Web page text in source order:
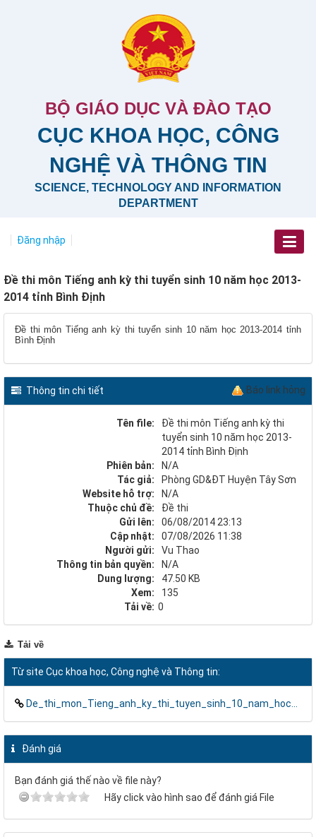
BỘ GIÁO DỤC VÀ ĐÀO TẠO
CỤC KHOA HỌC, CÔNG
NGHỆ VÀ THÔNG TIN
SCIENCE, TECHNOLOGY AND INFORMATION
DEPARTMENT
Đăng nhập
Đề thi môn Tiếng anh kỳ thi tuyển sinh 10 năm học 2013-
2014 tỉnh Bình Định
Đề thi môn Tiếng anh kỳ thi tuyển sinh 10 năm học 2013-2014 tỉnh
Bình Định
Báo link hỏng
Thông tin chi tiết
Tên file:
Đề thi môn Tiếng anh kỳ thi
tuyển sinh 10 năm học 2013-
2014 tỉnh Bình Định
Phiên bản:
N/A
Tác giả:
Phòng GD&ĐT Huyện Tây Sơn
Website hỗ trợ:
N/A
Thuộc chủ đề:
Đề thi
Gửi lên:
06/08/2014 23:13
Cập nhật:
07/08/2026 11:38
Người gửi:
Vu Thao
Thông tin bản quyền:
N/A
Dung lượng:
47.50 KB
Xem:
135
Tải về: 0
Tải về
Từ site Cục khoa học, Công nghệ và Thông tin:
De_thi_mon_Tieng_anh_ky_thi_tuyen_sinh_10_nam_hoc_2013_2014_tinh_Binh_Dinh.doc
Đánh giá
Bạn đánh giá thế nào về file này?
Hãy click vào hình sao để đánh giá File